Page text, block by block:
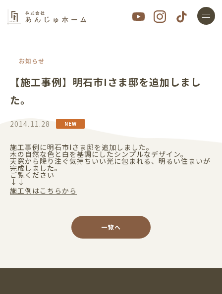
お知らせ
【施工事例】明石市Iさま邸を追加しまし
た。
2014.11.28
施工事例に明石市Iさま邸を追加しました。
木の自然な色と白を基調にしたシンプルなデザイン。
天窓から降り注ぐ気持ちいい光に包まれる、明るい住まいが
完成しました。
ご覧ください
↓↓
施工例はこちらから
一覧へ